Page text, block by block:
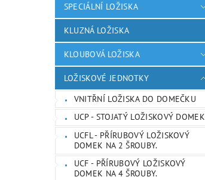
SPECIÁLNÍ LOŽISKA
KLUZNÁ LOŽISKA
KLOUBOVÁ LOŽISKA
LOŽISKOVÉ JEDNOTKY
VNITŘNÍ LOŽISKA DO DOMEČKU
UCP - STOJATÝ LOŽISKOVÝ DOMEK
UCFL - PŘÍRUBOVÝ LOŽISKOVÝ
DOMEK NA 2 ŠROUBY.
UCF - PŘÍRUBOVÝ LOŽISKOVÝ
DOMEK NA 4 ŠROUBY.